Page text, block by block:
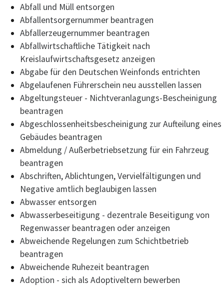
Abfall und Müll entsorgen
Abfallentsorgernummer beantragen
Abfallerzeugernummer beantragen
Abfallwirtschaftliche Tätigkeit nach
Kreislaufwirtschaftsgesetz anzeigen
Abgabe für den Deutschen Weinfonds entrichten
Abgelaufenen Führerschein neu ausstellen lassen
Abgeltungsteuer - Nichtveranlagungs-Bescheinigung
beantragen
Abgeschlossenheitsbescheinigung zur Aufteilung eines
Gebäudes beantragen
Abmeldung / Außerbetriebsetzung für ein Fahrzeug
beantragen
Abschriften, Ablichtungen, Vervielfältigungen und
Negative amtlich beglaubigen lassen
Abwasser entsorgen
Abwasserbeseitigung - dezentrale Beseitigung von
Regenwasser beantragen oder anzeigen
Abweichende Regelungen zum Schichtbetrieb
beantragen
Abweichende Ruhezeit beantragen
Adoption - sich als Adoptiveltern bewerben